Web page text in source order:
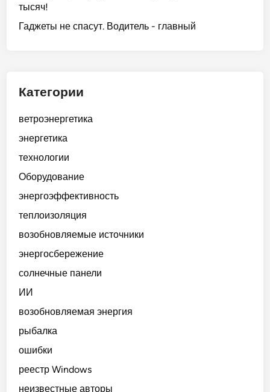
тысяч!
Гаджеты не спасут. Водитель - главный
Категории
ветроэнергетика
энергетика
технологии
Оборудование
энергоэффективность
теплоизоляция
возобновляемые источники
энергосбережение
солнечные панели
ИИ
возобновляемая энергия
рыбалка
ошибки
реестр Windows
неизвестные авторы